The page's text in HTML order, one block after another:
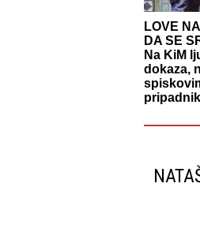
LOVE
DA SE
Na KiM
dokaza,